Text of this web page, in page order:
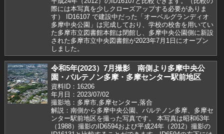
際には本写真を少しクローズアップする必要がありま
す） ID16107 で建設中だった「オーベルグランディオ
多摩中央公園」は完成しており、学校の校舎を用いてい
た多摩市立図書館本館は閉館し、多摩中央公園側に新設
された多摩市立中央図書館が2023年7月1日にオープン
しました。
令和5年(2023）7月撮影 南側より多摩中央公
園・パルテノン多摩・多摩センター駅前地区
資料ID：16206
年月日：2023/07/02
撮影地：多摩市,多摩センター,落合
解説：南側から多摩中央公園、パルテノン多摩、多摩セ
ンター駅前地区を撮った写真です。 本写真は昭和63年
（1988）撮影のID6594および平成24年（2012）撮影の